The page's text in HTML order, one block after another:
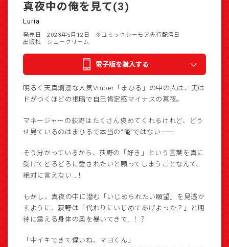
真夜中の俺を見て(3)
Luria
発売日 2023年5月12日
※コミックシーモア先行配信日
出版社 シュークリーム
電子版を購入する
明るく天真爛漫な人気Vtuber「まひる」の中の人は、実は
ドがつくほどの根暗で自己肯定感マイナスの真夜。
マネージャーの荻野はたくさん褒めてくれるけれど、どう
せ見ているのはまひるで本当の“俺”ではない――
そう分かっているから、荻野の「好き」という言葉を真に
受けてどろどろに愛されたいと願ってしまうことなんて、
絶対に言えない…！
――しかし、真夜の中に潜む「いじめられたい願望」を見透か
すように、荻野は「代わりにいじめてあげよっか？」と期
待に震える身体の奥を暴いてきて…！？
「中イキできて偉いね、マヨくん」